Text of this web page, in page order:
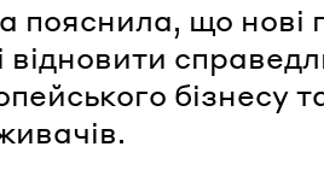
пояснила, що нові
відновити
бізнесу